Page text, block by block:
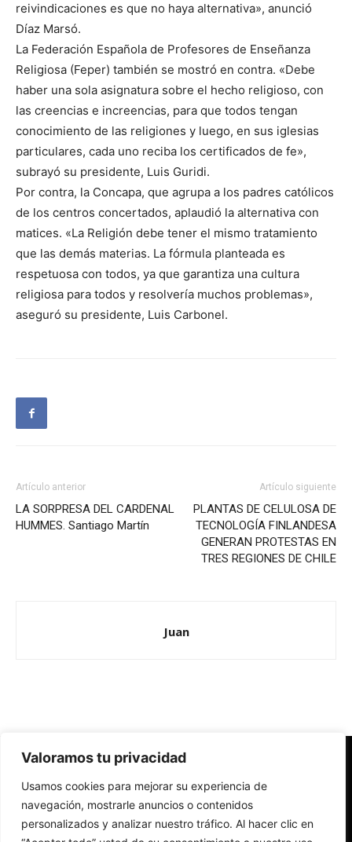
Valoramos tu privacidad
Usamos cookies para mejorar su experiencia de
navegación, mostrarle anuncios o contenidos
personalizados y analizar nuestro tráfico. Al hacer clic en
reivindicaciones es que no haya alternativa», anunció
Díaz Marsó.
La Federación Española de Profesores de Enseñanza
Religiosa (Feper) también se mostró en contra. «Debe
haber una sola asignatura sobre el hecho religioso, con
las creencias e increencias, para que todos tengan
conocimiento de las religiones y luego, en sus iglesias
particulares, cada uno reciba los certificados de fe»,
subrayó su presidente, Luis Guridi.
Por contra, la Concapa, que agrupa a los padres católicos
de los centros concertados, aplaudió la alternativa con
matices. «La Religión debe tener el mismo tratamiento
que las demás materias. La fórmula planteada es
respetuosa con todos, ya que garantiza una cultura
religiosa para todos y resolvería muchos problemas»,
aseguró su presidente, Luis Carbonel.
Artículo anterior
LA SORPRESA DEL CARDENAL
HUMMES. Santiago Martín
Artículo siguiente
PLANTAS DE CELULOSA DE
TECNOLOGÍA FINLANDESA
GENERAN PROTESTAS EN
TRES REGIONES DE CHILE
Juan
Redes Cristianas
Una mirada alternativa sobre la Iglesia católica y la sociedad
- Colectivos de Redes Cristianas